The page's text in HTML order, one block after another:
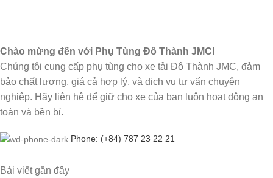
Chào mừng đến với Phụ Tùng Đô Thành JMC!
Chúng tôi cung cấp phụ tùng cho xe tải Đô Thành JMC, đảm
bảo chất lượng, giá cả hợp lý, và dịch vụ tư vấn chuyên
nghiệp. Hãy liên hệ để giữ cho xe của bạn luôn hoạt động an
toàn và bền bỉ.
Phone: (+84) 787 23 22 21
Bài viết gần đây